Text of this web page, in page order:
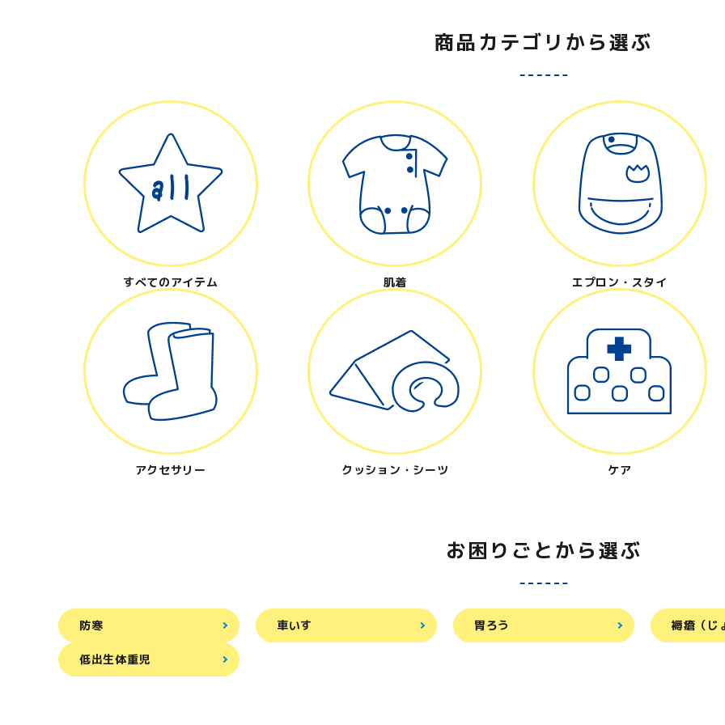
カテゴリー
商品カテゴリから選ぶ
すべてのアイテム 肌着 エプロン・スタイ
アクセサリー クッション・シーツ ケア
お困りごとから選ぶ
防寒 車いす 胃ろう 褥瘡（じ
低出生体重児